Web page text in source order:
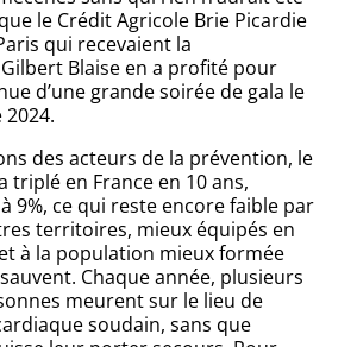
le Crédit Agricole Brie Picardie
qui recevaient la
Blaise en a profité pour
d’une grande soirée de gala le
des acteurs de la prévention, le
triplé en France en 10 ans,
9%, ce qui reste encore faible par
territoires, mieux équipés en
à la population mieux formée
Chaque année, plusieurs
meurent sur le lieu de
soudain, sans que